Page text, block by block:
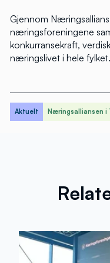
Gjennom
næringsforeningene
konkurransekraft,
næringslivet i hele fylket.
Aktuelt Næringsalliansen i